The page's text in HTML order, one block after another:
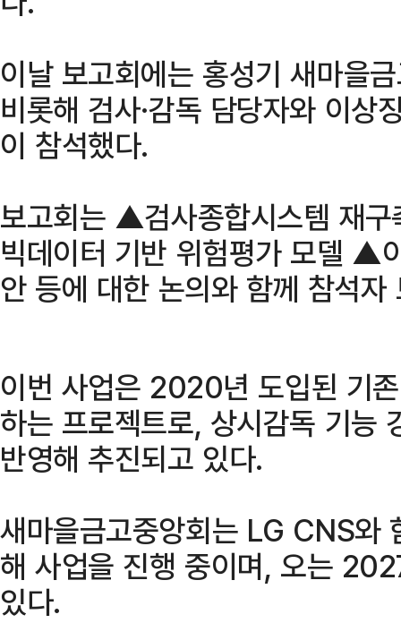
이날 보고회에는 홍성기 새마을
비롯해 검사·감독 담당자와 이
이 참석했다.
보고회는 ▲검사종합시스템 재
빅데이터 기반 위험평가 모델 ▲
안 등에 대한 논의와 함께 참석
이번 사업은 2020년 도입된 기
하는 프로젝트로, 상시감독 기능
반영해 추진되고 있다.
새마을금고중앙회는 LG CNS와
해 사업을 진행 중이며, 오는
있다.